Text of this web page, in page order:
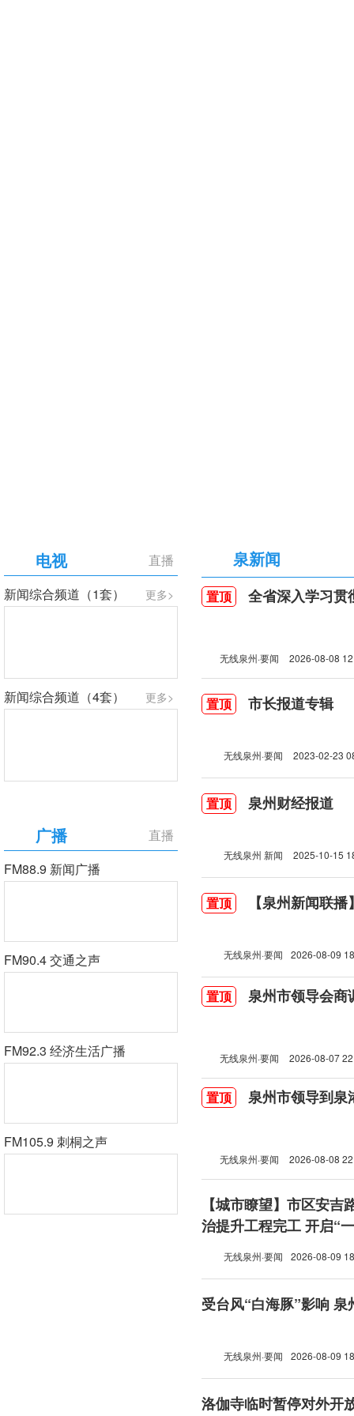
直播
电视
更多>
新闻综合频道（1套）
更多>
新闻综合频道（4套）
直播
广播
FM88.9 新闻广播
FM90.4 交通之声
FM92.3 经济生活广播
FM105.9 刺桐之声
泉新闻
置顶 全省深入学习贯彻习
无线泉州·要闻 2026-08-08
置顶 市长报道专辑
无线泉州·要闻 2023-02-23
置顶 泉州财经报道
无线泉州 新闻 2025-10-15
置顶 【泉州新闻联
无线泉州·要闻 2026-08-09
置顶 泉州市领导会商
无线泉州·要闻 2026-08-07
置顶 泉州市领导到泉
无线泉州·要闻 2026-08-08
【城市瞭望】市区安吉
治提升工程完工 开启“
无线泉州·要闻 2026-08-09
受台风“白海豚”影响
无线泉州·要闻 2026-08-09
洛伽寺临时暂停对外开